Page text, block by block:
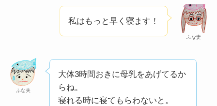
ふな妻
私はもっと早く寝ます！
ふな夫
大体3時間おきに母乳をあげてるか
らね。
寝れる時に寝てもらわないと。